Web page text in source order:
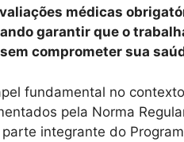
médicas
garantir que o
comprometer sua
fundamental no
pela Norma
integrante do